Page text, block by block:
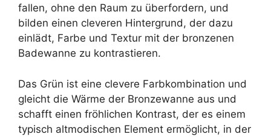
fallen, ohne den Raum zu überfordern, und
bilden einen cleveren Hintergrund, der dazu
einlädt, Farbe und Textur mit der bronzenen
Badewanne zu kontrastieren.
Das Grün ist eine clevere Farbkombination und
gleicht die Wärme der Bronzewanne aus und
schafft einen fröhlichen Kontrast, der es einem
typisch altmodischen Element ermöglicht, in der